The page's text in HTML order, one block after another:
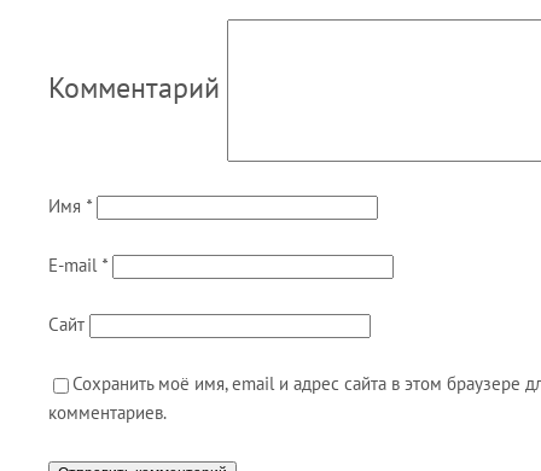
Комментарий
Имя *
E-mail *
Сайт
Сохранить моё имя, email и адрес сайта в этом браузере
комментариев.